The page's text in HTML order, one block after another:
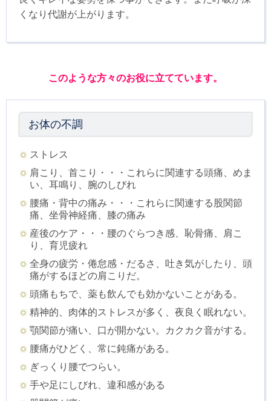
くなり代謝が上がります。
このような方々のお役に立てています。
お体の不調
ストレス
肩こり、首こり・・・これらに関連する頭痛、めま
い、耳鳴り、腕のしびれ
腰痛・背中の痛み・・・これらに関連する股関節
痛、坐骨神経痛、膝の痛み
産後のケア・・・腰のぐらつき感、恥骨痛、肩こ
り、育児疲れ
全身の疲労・倦怠感・だるさ、吐き気がしたり、頭
痛がするほどの肩こりだ。
頭痛もちで、薬も飲んでも効かないことがある。
精神的、肉体的ストレスが多く、夜良く眠れない。
顎関節が痛い、口が開かない。カクカク音がする。
腰痛がひどく、常に鈍痛がある。
ぎっくり腰でつらい。
手や足にしびれ、違和感がある